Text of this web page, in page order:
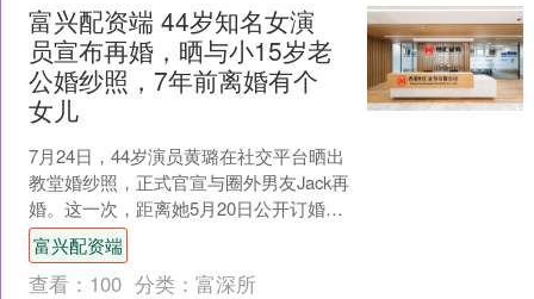
富兴配资端 44岁知名女演
员宣布再婚，晒与小15岁老
公婚纱照，7年前离婚有个
女儿
7月24日，44岁演员黄璐在社交平台晒出
教堂婚纱照，正式官宣与圈外男友Jack再
婚。这一次，距离她5月20日公开订婚仅
过去两个月，而这场婚礼的细节处处透
露着反常....
富兴配资端
查看： 100 分类： 富深所